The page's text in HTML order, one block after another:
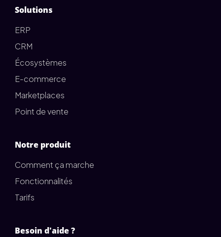
Solutions
ERP
CRM
Écosystèmes
E-commerce
Marketplaces
Point de vente
Notre produit
Comment ça marche
Fonctionnalités
Tarifs
Besoin d'aide ?